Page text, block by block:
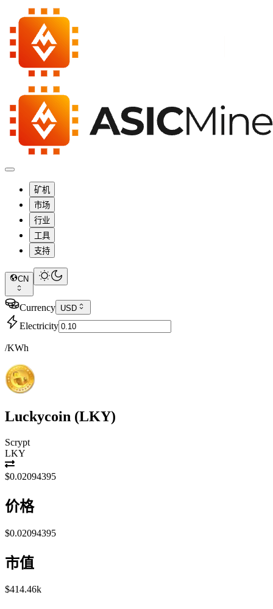
矿机
市场
行业
工具
支持
CN
Currency USD
Electricity
/KWh
Luckycoin (LKY)
Scrypt
LKY
$0.02094395
价格
$0.02094395
市值
$414.46k